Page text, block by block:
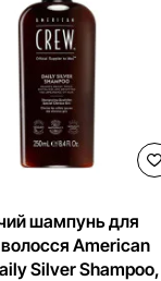
шампунь для
American
Silver Shampoo,